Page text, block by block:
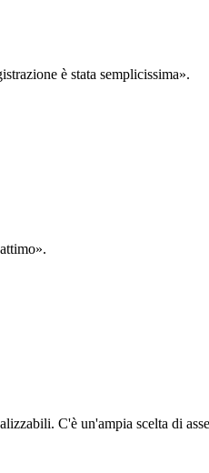
è stata semplicissima».
C'è un'ampia scelta di